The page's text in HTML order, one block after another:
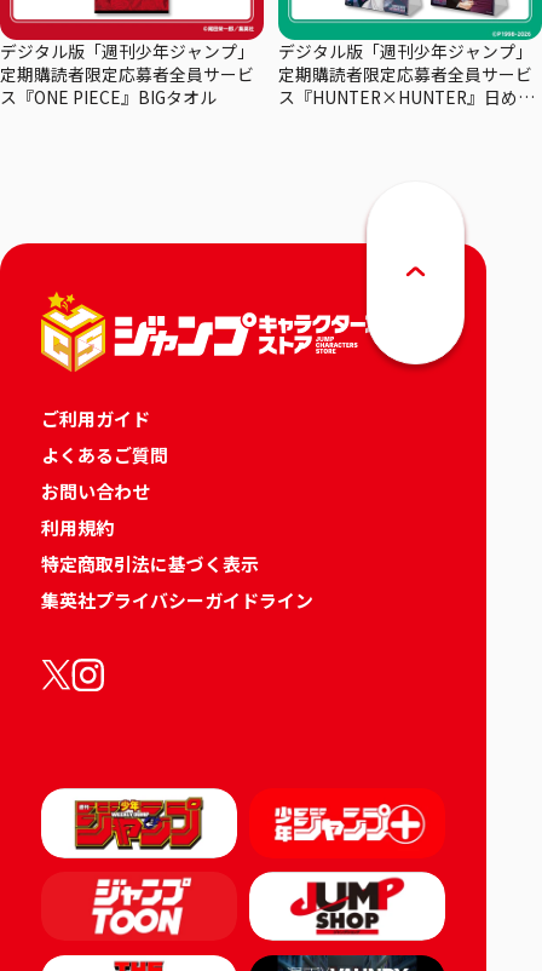
デジタル版「週刊少年ジャンプ」
定期購読者限定応募者全員サービ
ス『ONE PIECE』BIGタオル
デジタル版「週刊少年ジャンプ」
定期購読者限定応募者全員サービ
ス『HUNTER×HUNTER』日めく
ご利用ガイド
よくあるご質問
お問い合わせ
利用規約
特定商取引法に基づく表示
集英社プライバシーガイドライン